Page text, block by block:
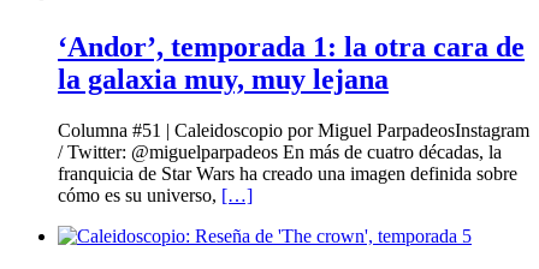
‘Andor’, temporada 1: la otra cara de
la galaxia muy, muy lejana
Columna #51 | Caleidoscopio por Miguel ParpadeosInstagram
/ Twitter: @miguelparpadeos En más de cuatro décadas, la
franquicia de Star Wars ha creado una imagen definida sobre
cómo es su universo, […]